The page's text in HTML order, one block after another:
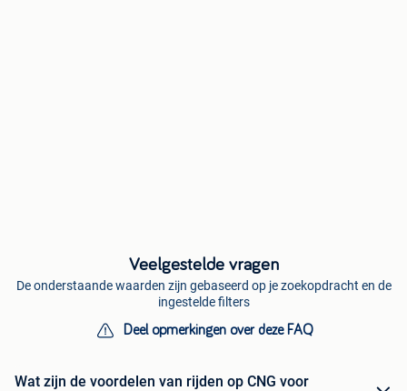
Veelgestelde vragen
De onderstaande waarden zijn gebaseerd op je zoekopdracht en de
ingestelde filters
Deel opmerkingen over deze FAQ
Wat zijn de voordelen van rijden op CNG voor